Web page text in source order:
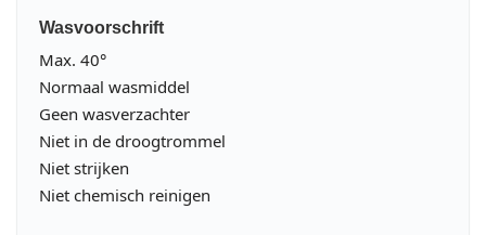
Wasvoorschrift
Max. 40°
Normaal wasmiddel
Geen wasverzachter
Niet in de droogtrommel
Niet strijken
Niet chemisch reinigen